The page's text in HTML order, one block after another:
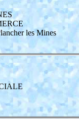
les Mines